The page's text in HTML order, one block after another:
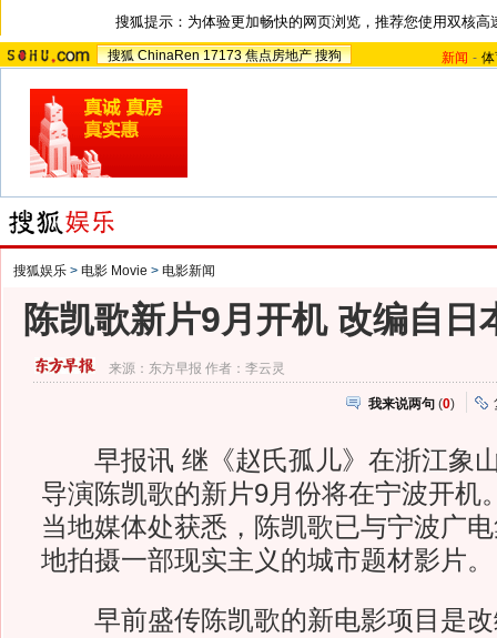
搜狐提示：为体验更加畅快的网页浏览，推荐您使用双核高
搜狐 ChinaRen 17173 焦点房地产 搜狗 新闻 -
搜狐娱乐 > 电影 Movie > 电影新闻
陈凯歌新片9月开机 改编自日
来源： 东方早报 作者：李云灵
我来说两句 (0)
早报讯 继《赵氏孤儿》在浙江象
导演陈凯歌的新片9月份将在宁波开机
当地媒体处获悉，陈凯歌已与宁波广
地拍摄一部现实主义的城市题材影片。
早前盛传陈凯歌的新电影项目是改